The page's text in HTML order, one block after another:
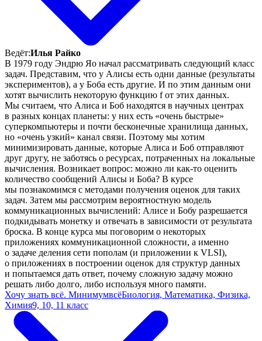
Ведёт:Илья Райко
В 1979 году Эндрю Яо начал рассматривать следующий класс
задач. Представим, что у Алисы есть одни данные (результаты
экспериментов), а у Боба есть другие. И по этим данным они
хотят вычислить некоторую функцию f от этих данных.
Мы считаем, что Алиса и Боб находятся в научных центрах
в разных концах планеты: у них есть «очень быстрые»
суперкомпьютеры и почти бесконечные хранилища данных,
но «очень узкий» канал связи. Поэтому мы хотим
минимизировать данные, которые Алиса и Боб отправляют
друг другу, не заботясь о ресурсах, потраченных на локальные
вычисления. Возникает вопрос: можно ли как-то оценить
количество сообщений Алисы и Боба? В курсе
мы познакомимся с методами получения оценок для таких
задач. Затем мы рассмотрим вероятностную модель
коммуникационных вычислений: Алисе и Бобу разрешается
подкидывать монетку и отвечать в зависимости от результата
броска. В конце курса мы поговорим о некоторых
приложениях коммуникационной сложности, а именно
о задаче деления сети пополам (и приложении к VLSI),
о приложениях в построении оценок для структур данных
и попытаемся дать ответ, почему сложную задачу можно
решать либо долго, либо используя много памяти.
Хочу знать всё. МинимумвсёБиология, Математика, Физика,
Химия9, 10, 11 класс